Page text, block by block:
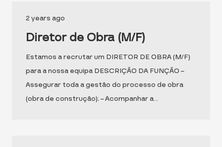
2 years ago
Diretor de Obra (M/F)
Estamos a recrutar um DIRETOR DE OBRA (M/F)
para a nossa equipa DESCRIÇÃO DA FUNÇÃO –
Assegurar toda a gestão do processo de obra
(obra de construção); – Acompanhar a…